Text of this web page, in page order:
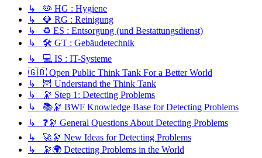
↳ 🦠 HG : Hygiene
↳ 💎 RG : Reinigung
↳ ♻️ ES : Entsorgung (und Bestattungsdienst)
↳ 🛠️ GT : Gebäudetechnik
↳ 💻 IS : IT-Systeme
🇬🇧 Open Public Think Tank For a Better World
↳ 🦉 Understand the Think Tank
↳ 🔭 Step 1: Detecting Problems
↳ 📚🔭 BWF Knowledge Base for Detecting Problems
↳ ❓🔭 General Questions About Detecting Problems
↳ 🚀🔭 New Ideas for Detecting Problems
↳ 🔭🌍 Detecting Problems in the World